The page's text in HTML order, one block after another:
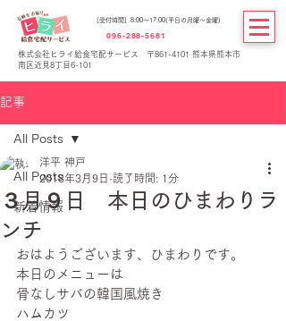
[受付時間] 8:00～17:00(平日の月曜～金曜)
096-288-5681
株式会社ヒライ給食宅配サービス 〒861-4101 熊本県熊本市
南区近見8丁目6-101
記事
All Posts
新着情報
All Posts
３月９日 本日のひまわりラ
ンチ
洋平 神戸
2018年3月9日 読了時間: 1分
おはようございます、ひまわりです。
本日のメニューは
骨なしサバの韓国風焼き
ハムカツ